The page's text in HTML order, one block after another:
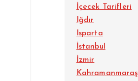
İçecek Tarifleri
Iğdır
Isparta
İstanbul
İzmir
Kahramanmaraş